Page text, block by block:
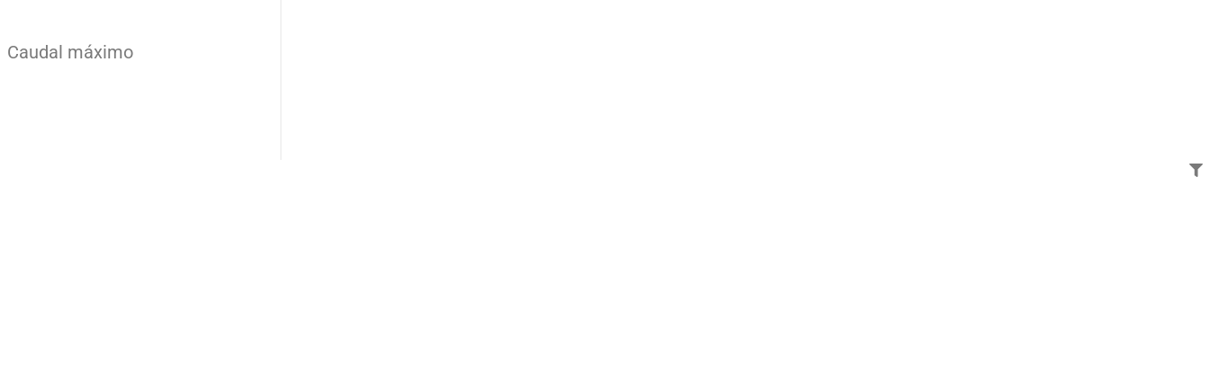
Caudal máximo